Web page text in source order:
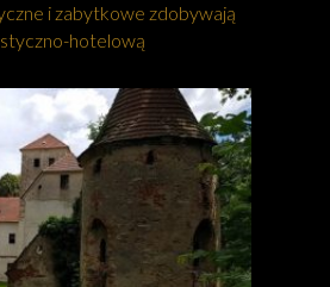
i zabytkowe zdobywają
hotelową